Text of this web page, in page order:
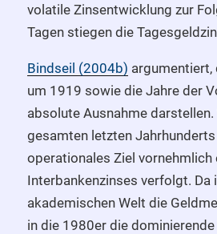
volatile Zinsentwicklung zur
Tagen stiegen die
Bindseil (2004b) argumentiert,
um 1919 sowie die Jahre der
absolute Ausnahme darstellen.
gesamten letzten Jahrhunderts
operationales Ziel vornehmlich
Interbankenzinses verfolgt. Da
akademischen Welt die
in die 1980er die dominierende